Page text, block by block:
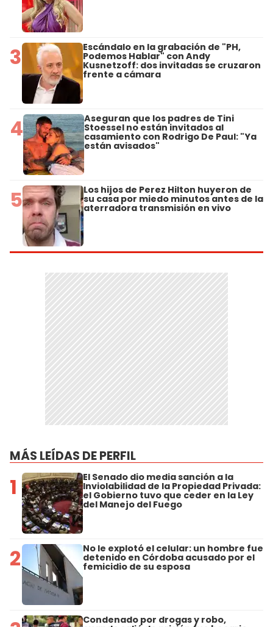
3 Escándalo en la grabación de "PH,
Podemos Hablar" con Andy
Kusnetzoff: dos invitadas se cruzaron
frente a cámara
4 Aseguran que los padres de Tini
Stoessel no están invitados al
casamiento con Rodrigo De Paul: "Ya
están avisados"
5 Los hijos de Perez Hilton huyeron de
su casa por miedo minutos antes de la
aterradora transmisión en vivo
MÁS LEÍDAS DE PERFIL
1 El Senado dio media sanción a la
Inviolabilidad de la Propiedad Privada:
el Gobierno tuvo que ceder en la Ley
del Manejo del Fuego
2 No le explotó el celular: un hombre fue
detenido en Córdoba acusado por el
femicidio de su esposa
Condenado por drogas y robo,